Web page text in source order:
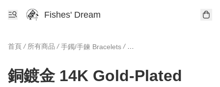
Fishes' Dream
首頁 / 所有商品 / 手鐲/手鍊 Bracelets / 銅鍍金 14K Gold-Plated
銅鍍金 14K Gold-Plated